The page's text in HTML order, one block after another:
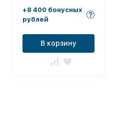
дошкольного
возраста
+8 400 бонусных
рублей
В корзину